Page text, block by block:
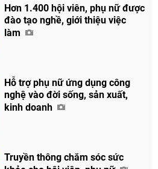
Hơn 1.400 hội viên, phụ nữ được
đào tạo nghề, giới thiệu việc
làm
Hỗ trợ phụ nữ ứng dụng công
nghệ vào đời sống, sản xuất,
kinh doanh
Truyền thông chăm sóc sức